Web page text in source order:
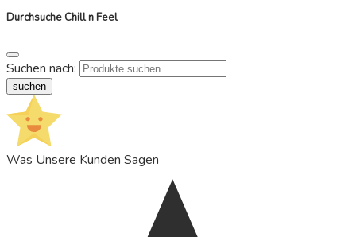
Durchsuche Chill n Feel
Suchen nach:
suchen
Was Unsere Kunden Sagen